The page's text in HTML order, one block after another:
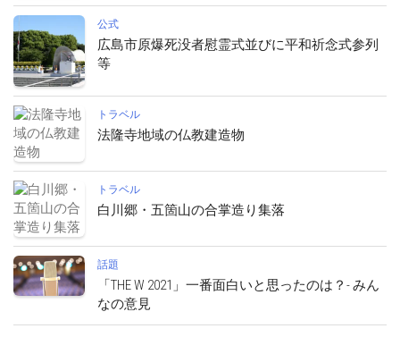
公式
広島市原爆死没者慰霊式並びに平和祈念式参列
等
トラベル
法隆寺地域の仏教建造物
トラベル
白川郷・五箇山の合掌造り集落
話題
「THE W 2021」一番面白いと思ったのは？- みん
なの意見